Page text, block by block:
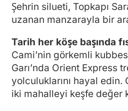
Şehrin silueti, Topkapı
uzanan manzarayla bir
Tarih her köşe başında
Cami’nin görkemli
Garı’nda Orient Express
yolculuklarını hayal
iki mahalleyi keşfe değer